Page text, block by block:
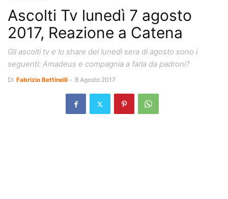
Ascolti Tv lunedì 7 agosto
2017, Reazione a Catena
Gli ascolti tv e lo share del lunedì sera di agosto sono i
seguenti: Amadeus e compagnia a farla da padroni?
Di Fabrizio Bettinelli - 8 Agosto 2017